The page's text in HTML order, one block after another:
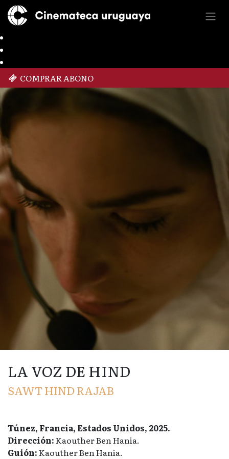
COMPRAR ABONO
LA VOZ DE HIND
SAWT HIND RAJAB
Túnez, Francia, Estados Unidos, 2025.
Dirección:Kaouther Ben Hania.
Guión:Kaouther Ben Hania.